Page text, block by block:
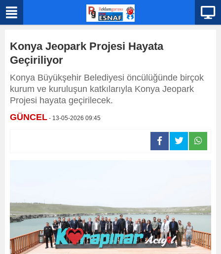
Konya Jeopark Projesi Hayata
Geçiriliyor
Konya Büyükşehir Belediyesi öncülüğünde birçok
kurum ve kuruluşun katkılarıyla Konya Jeopark
Projesi hayata geçirilecek.
GÜNCEL - 13-05-2026 09:45